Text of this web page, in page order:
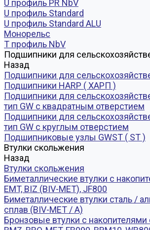
U профиль PR NbV
U профиль Standard
U профиль Standard ALU
Монорельс
Т профиль NbV
Подшипники для
Назад
Подшипники для
Подшипники HARP ( ХАРП )
Подшипники для
тип GW с квадратным отверстием
Подшипники для
тип GW с круглым отверстием
Подшипниковые узлы GWST ( ST )
Втулки скольжения
Назад
Втулки скольжения
Биметаллические втулки с
EMT, BIZ (BIV-MET), JF800
Биметаллические втулки сталь /
сплав (BIV-MET / A)
Бронзовые втулки с накопителями